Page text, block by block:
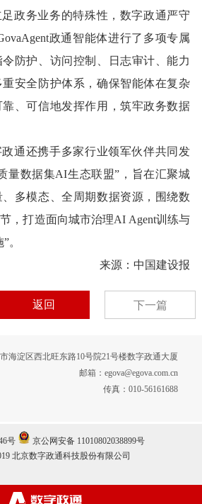
政务业务的特殊性，数字政通严守
政通智能体进行了多项专属
防护、访问控制、日志审计、能力
安全防护体系，确保智能体在复杂
、可信地发挥作用，筑牢政务数据
通还携手多家行业领军伙伴共同发
量数据集AI生态联盟”，旨在汇聚城
多模态、全周期数据资源，围绕数
，打造面向城市治理AI Agent训练与
。
来源：中国建设报
返回 下一篇
海淀区西北旺东路10号院21号楼数字政通大厦
邮箱：egova@egova.com.cn
传真：010-56161688
号
京公网安备 11010802038899号
北京数字政通科技股份有限公司